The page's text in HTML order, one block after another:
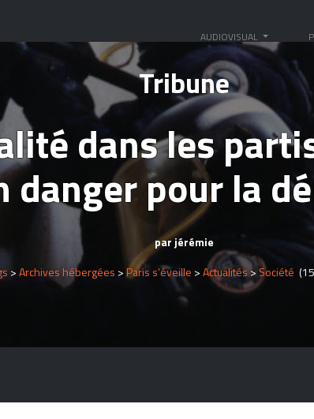
AUDIOVISUAL
Tribune
dans les
danger pour la
par jérémie
>Archives hébergées >Paris s’éveille >Actualités> Société